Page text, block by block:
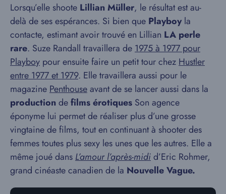
Lorsqu’elle shoote Lillian Müller, le résultat est au-
delà de ses espérances. Si bien que Playboy la
contacte, estimant avoir trouvé en Lillian LA perle
rare. Suze Randall travaillera de 1975 à 1977 pour
Playboy pour ensuite faire un petit tour chez Hustler
entre 1977 et 1979. Elle travaillera aussi pour le
magazine Penthouseavant de se lancer aussi dans la
productiondefilms érotiques Son agence
éponyme lui permet de réaliser plus d’une grosse
vingtaine de films, tout en continuant à shooter des
femmes toutes plus sexy les unes que les autres. Elle a
même joué dans L’amour l’après-midid’Eric Rohmer,
grand cinéaste canadien de la Nouvelle Vague.